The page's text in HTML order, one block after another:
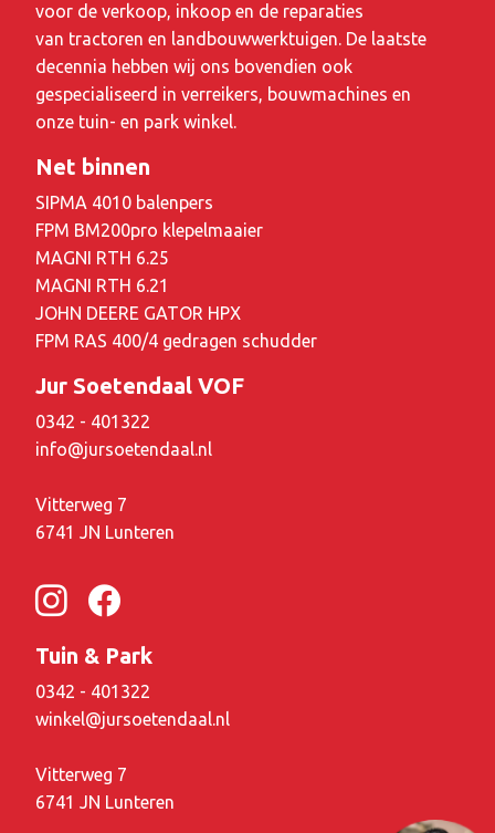
voor de verkoop, inkoop en de reparaties
van tractoren en landbouwwerktuigen. De laatste
decennia hebben wij ons bovendien ook
gespecialiseerd in verreikers, bouwmachines en
onze tuin- en park winkel.
Net binnen
SIPMA 4010 balenpers
FPM BM200pro klepelmaaier
MAGNI RTH 6.25
MAGNI RTH 6.21
JOHN DEERE GATOR HPX
FPM RAS 400/4 gedragen schudder
Jur Soetendaal VOF
0342 - 401322
info@jursoetendaal.nl
Vitterweg 7
6741 JN Lunteren
Tuin & Park
0342 - 401322
winkel@jursoetendaal.nl
Vitterweg 7
6741 JN Lunteren